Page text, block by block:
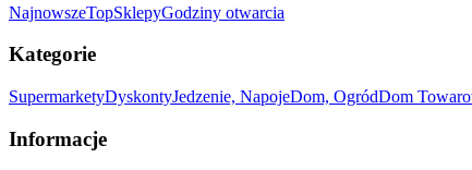
NajnowszeTopSklepyGodziny otwarcia
Kategorie
SupermarketyDyskontyJedzenie, NapojeDom, OgródDom
Informacje